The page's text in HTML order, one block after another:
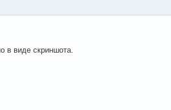
в виде скриншота.